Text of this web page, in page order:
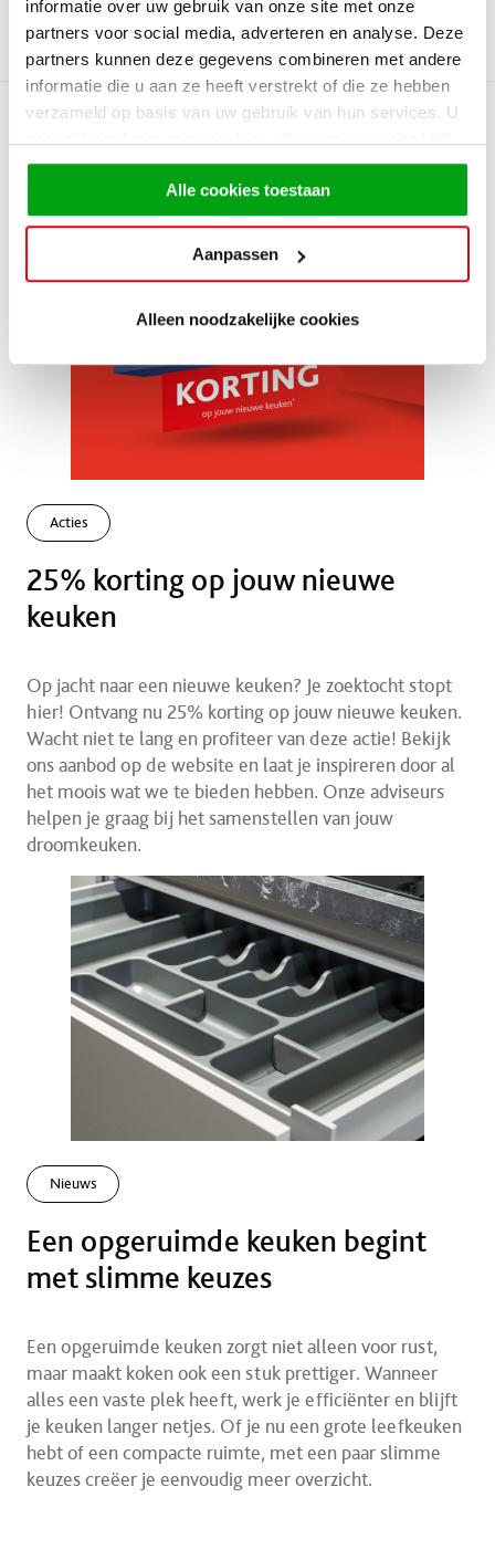
informatie over uw gebruik van onze site met onze
partners voor social media, adverteren en analyse. Deze
partners kunnen deze gegevens combineren met andere
informatie die u aan ze heeft verstrekt of die ze hebben
verzameld op basis van uw gebruik van hun services. U
gebruiken.
Alle cookies toestaan
Aanpassen
Alleen noodzakelijke cookies
een van onze showrooms of bekijk onze actuele keukens
online.
Bekijk ook
Acties
25% korting op jouw nieuwe
keuken
Op jacht naar een nieuwe keuken? Je zoektocht stopt
hier! Ontvang nu 25% korting op jouw nieuwe keuken.
Wacht niet te lang en profiteer van deze actie! Bekijk
ons aanbod op de website en laat je inspireren door al
het moois wat we te bieden hebben. Onze adviseurs
helpen je graag bij het samenstellen van jouw
droomkeuken.
Nieuws
Een opgeruimde keuken begint
met slimme keuzes
Een opgeruimde keuken zorgt niet alleen voor rust,
maar maakt koken ook een stuk prettiger. Wanneer
alles een vaste plek heeft, werk je efficiënter en blijft
je keuken langer netjes. Of je nu een grote leefkeuken
hebt of een compacte ruimte, met een paar slimme
keuzes creëer je eenvoudig meer overzicht.